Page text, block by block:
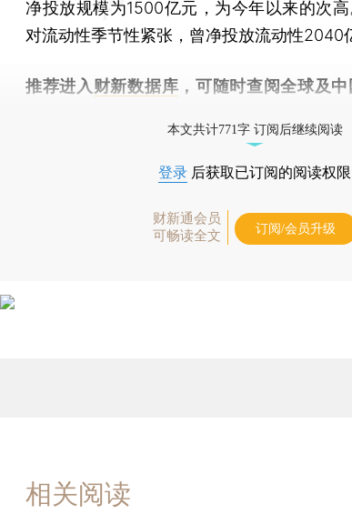
净投放规模为1500亿元，为今年以来的次
对流动性季节性紧张，曾净投放流动性2040
推荐进入 财新数据库 ，可随时查阅全球及
本文共计771字 订阅后继续阅读
登录 后获取已订阅的阅读权限
财新通会员
可畅读全文
订阅/会员升级
相关阅读